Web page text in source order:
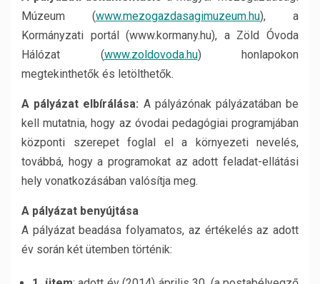
Múzeum (www.mezogazdasagimuzeum.hu), a
Kormányzati portál (www.kormany.hu), a Zöld Óvoda
Hálózat (www.zoldovoda.hu) honlapokon
megtekinthetők és letölthetők.
A pályázat elbírálása: A pályázónak pályázatában be
kell mutatnia, hogy az óvodai pedagógiai programjában
központi szerepet foglal el a környezeti nevelés,
továbbá, hogy a programokat az adott feladat-ellátási
hely vonatkozásában valósítja meg.
A pályázat benyújtása
A pályázat beadása folyamatos, az értékelés az adott
év során két ütemben történik: